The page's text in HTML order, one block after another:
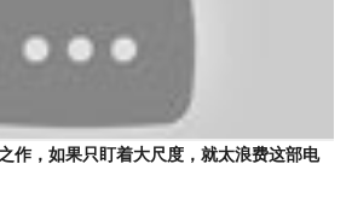
作，如果只盯着大尺度，就太浪费这部电